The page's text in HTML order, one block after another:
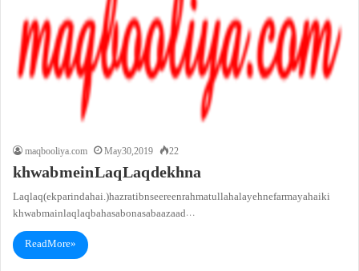
maqbooliya.com May 30, 2019 22
khwab mein Laq Laq dekhna
Laq laq (ek parinda hai.)hazrat ibn seereen rahmatullah alayeh ne farmaya hai ki
khwab main laq laq bahasabo nasab aazaad…
Read More »